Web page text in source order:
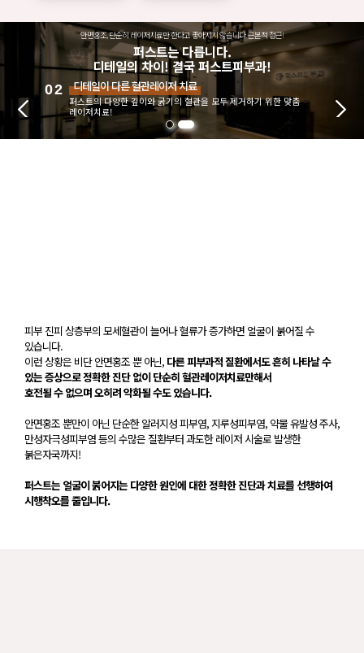
안면홍조, 단순히 레이저치료만 한다고 좋아지지 않습니다. 근본적 접근!
퍼스트는 다릅니다.
디테일의 차이! 결국 퍼스트피부과!
01 혈관치료를 위한 디테일이 다른 접근
안면홍조·혈관질환, 피부과전문의의 정확한 진단부터 악화인자의
교정까지!
피부 진피 상층부의 모세혈관이 늘어나 혈류가 증가하면 얼굴이 붉어질 수
있습니다.
이런 상황은 비단 안면홍조 뿐 아닌, 다른 피부과적 질환에서도 흔히 나타날 수
있는 증상으로 정확한 진단 없이 단순히 혈관레이저치료만해서
호전될 수 없으며 오히려 악화될 수도 있습니다.
안면홍조 뿐만이 아닌 단순한 알러지성 피부염, 지루성피부염, 약물 유발성 주사,
만성자극성피부염 등의 수많은 질환부터 과도한 레이저 시술로 발생한
붉은자국까지!
퍼스트는 얼굴이 붉어지는 다양한 원인에 대한 정확한 진단과 치료를 선행하여
시행착오를 줄입니다.